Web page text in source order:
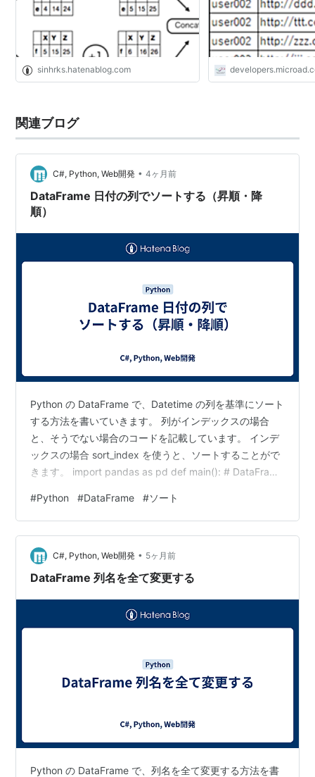
sinhrks.hatenablog.com
関連ブログ
C#, Python, Web開発 • 4ヶ月前
DataFrame 日付の列でソートする（昇順・降
順）
Python の DataFrame で、Datetime の列を基準にソート
する方法を書いていきます。 列がインデックスの場合
と、そうでない場合のコードを記載しています。 インデ
ックスの場合 sort_index を使うと、ソートすることがで
きます。 import pandas as pd def main(): # DataFrame
index=pd.to_datetime( ["2026-03-01", "2026-01-15",
"2026-05-20"] ), data={"Close": [9990, 1000…
#Python #DataFrame #ソート
C#, Python, Web開発 • 5ヶ月前
DataFrame 列名を全て変更する
Python の DataFrame で、列名を全て変更する方法を書